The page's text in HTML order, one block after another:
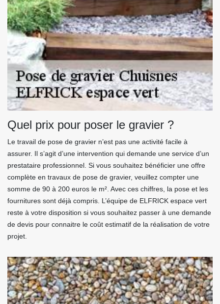
Quel prix pour poser le gravier ?
Le travail de pose de gravier n’est pas une activité facile à
assurer. Il s’agit d’une intervention qui demande une service d’un
prestataire professionnel. Si vous souhaitez bénéficier une offre
complète en travaux de pose de gravier, veuillez compter une
somme de 90 à 200 euros le m². Avec ces chiffres, la pose et les
fournitures sont déjà compris. L’équipe de ELFRICK espace vert
reste à votre disposition si vous souhaitez passer à une demande
de devis pour connaitre le coût estimatif de la réalisation de votre
projet.